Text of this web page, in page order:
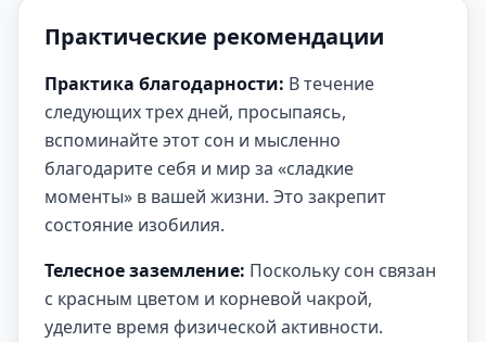
Практические рекомендации
Практика благодарности: В течение
следующих трех дней, просыпаясь,
вспоминайте этот сон и мысленно
благодарите себя и мир за «сладкие
моменты» в вашей жизни. Это закрепит
состояние изобилия.
Телесное заземление: Поскольку сон связан
с красным цветом и корневой чакрой,
уделите время физической активности.